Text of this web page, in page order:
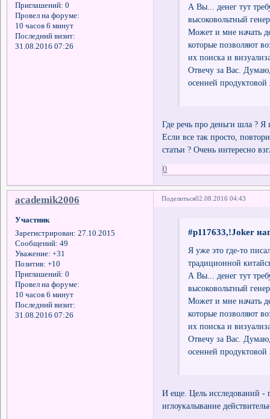
Приглашений: 0
Провел на форуме:
10 часов 6 минут
Последний визит:
31.08.2016 07:26
А Вы... денег тут
высоковольтный
Может и мне начать
которые позволяют
их поиска и
Отвечу за Вас.
осенней продуктовой
Где речь про деньги шла ? Я
Если все так просто,
статьи ? Очень интересно
0
Поделиться02.08.2016 04:43
academik2006
Участник
Зарегистрирован: 27.10.2015
Сообщений: 49
Уважение: +31
Позитив: +10
Приглашений: 0
Провел на форуме:
10 часов 6 минут
Последний визит:
31.08.2016 07:26
#p117633,!Joker
Я уже это где-то
традиционной
А Вы... денег тут
высоковольтный
Может и мне начать
которые позволяют
их поиска и
Отвечу за Вас.
осенней продуктовой
И еще. Цель исследований -
иглоукалывание